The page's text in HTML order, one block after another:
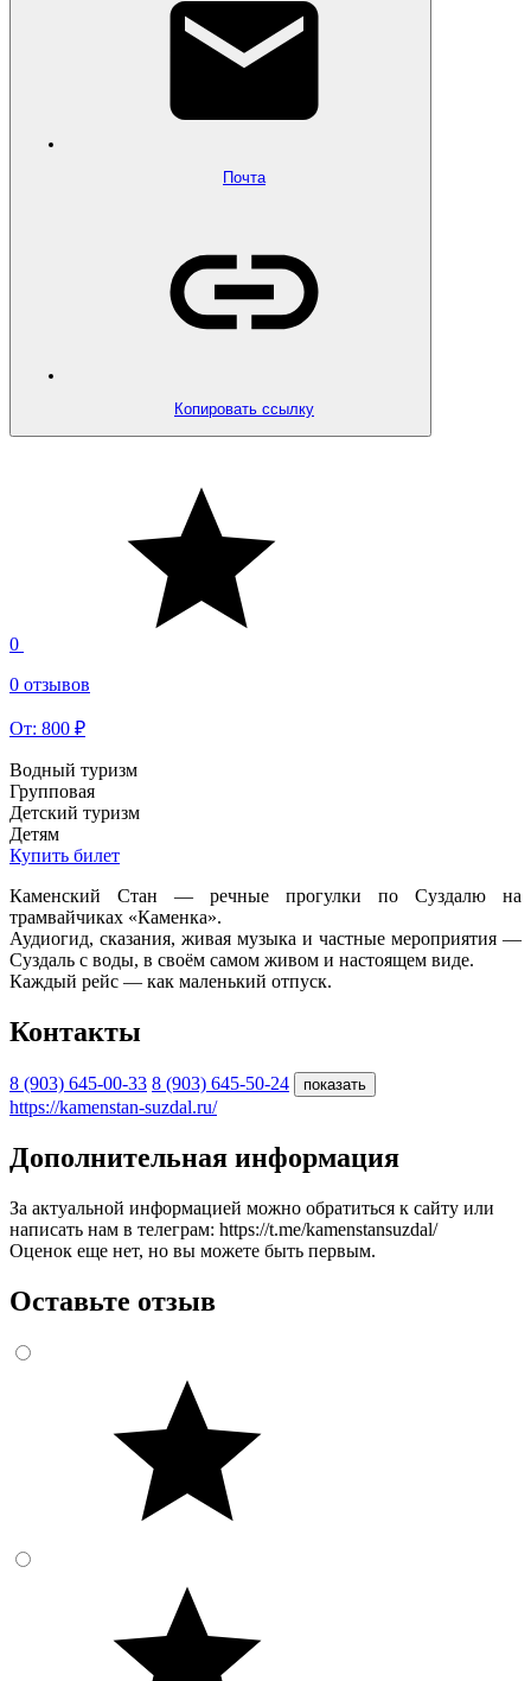
Почта
Копировать ссылку
0
0 отзывов
От: 800 ₽
Водный туризм
Групповая
Детский туризм
Детям
Купить билет
Каменский Стан — речные прогулки по Суздалю на
трамвайчиках «Каменка».
Аудиогид, сказания, живая музыка и частные мероприятия —
Суздаль с воды, в своём самом живом и настоящем виде.
Каждый рейс — как маленький отпуск.
Контакты
8 (903) 645-00-33 8 (903) 645-50-24 показать
https://kamenstan-suzdal.ru/
Дополнительная информация
За актуальной информацией можно обратиться к сайту или
написать нам в телеграм: https://t.me/kamenstansuzdal/
Оценок еще нет, но вы можете быть первым.
Оставьте отзыв